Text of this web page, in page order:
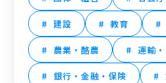
建設 教育
農業・酪農 運輸
銀行・金融・保険